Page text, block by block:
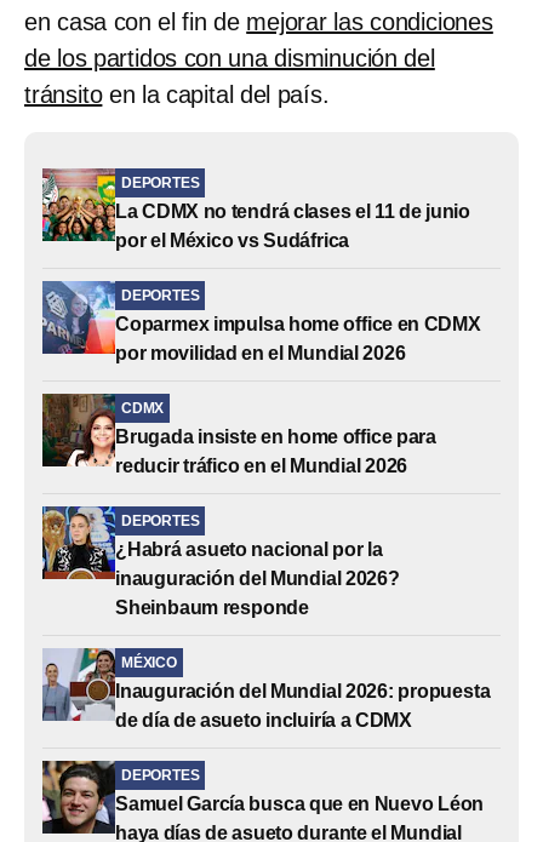
en casa con el fin de mejorar las condiciones
de los partidos con una disminución del
tránsitoen la capital del país.
DEPORTES
La CDMX no tendrá clases el 11 de junio
por el México vs Sudáfrica
DEPORTES
Coparmex impulsa home office en CDMX
por movilidad en el Mundial 2026
CDMX
Brugada insiste en home office para
reducir tráfico en el Mundial 2026
DEPORTES
¿Habrá asueto nacional por la
inauguración del Mundial 2026?
Sheinbaum responde
MÉXICO
Inauguración del Mundial 2026: propuesta
de día de asueto incluiría a CDMX
DEPORTES
Samuel García busca que en Nuevo Léon
haya días de asueto durante el Mundial